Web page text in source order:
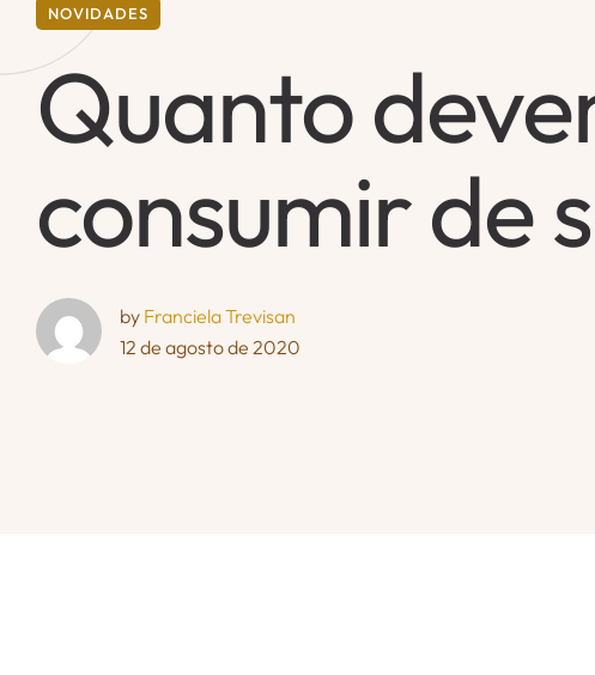
NOVIDADES
Quanto
consumir de
by Franciela Trevisan
12 de agosto de 2020